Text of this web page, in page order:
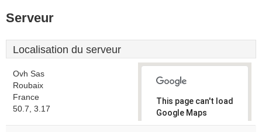
Serveur
Localisation du serveur
Ovh Sas
Roubaix
France
50.7, 3.17
This page can't load
Google Maps
correctly.